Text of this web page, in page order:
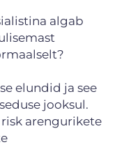
algab
elundid ja see
jooksul.
arengurikete